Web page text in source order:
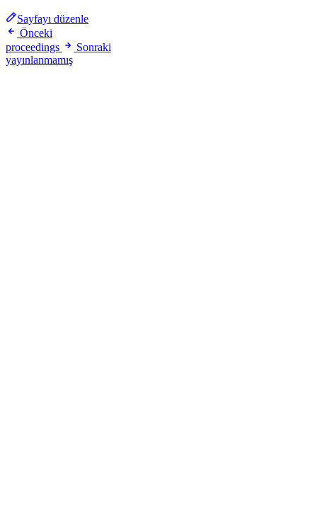
Sayfayı düzenle
Önceki
proceedings
Sonraki
yayınlanmamış